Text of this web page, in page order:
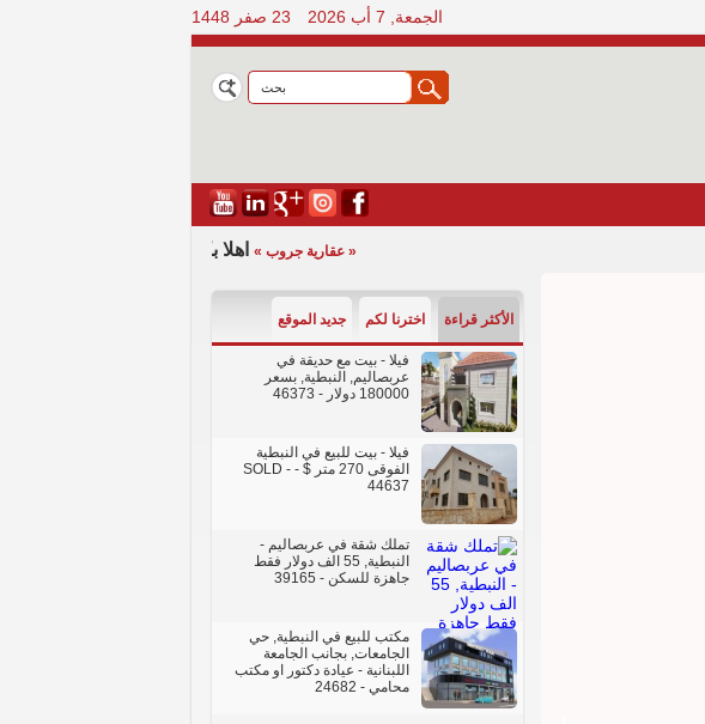
الجمعة, 7 أب 2026 23 صفر 1448
« عقارية جروب » اهلا بكم في الموقع الرسمي
الأكثر قراءة اخترنا لكم جديد الموقع
فيلا - بيت مع حديقة في
عربصاليم, النبطية, بسعر
180000 دولار
- 46373
فيلا - بيت للبيع في النبطية
الفوقى 270 متر $ - SOLD
-
44637
تملك شقة في عربصاليم -
النبطية, 55 الف دولار فقط
جاهزة للسكن - 39165
مكتب للبيع في النبطية, حي
الجامعات, بجانب الجامعة
اللبنانية - عيادة دكتور او مكتب
محامي - 24682